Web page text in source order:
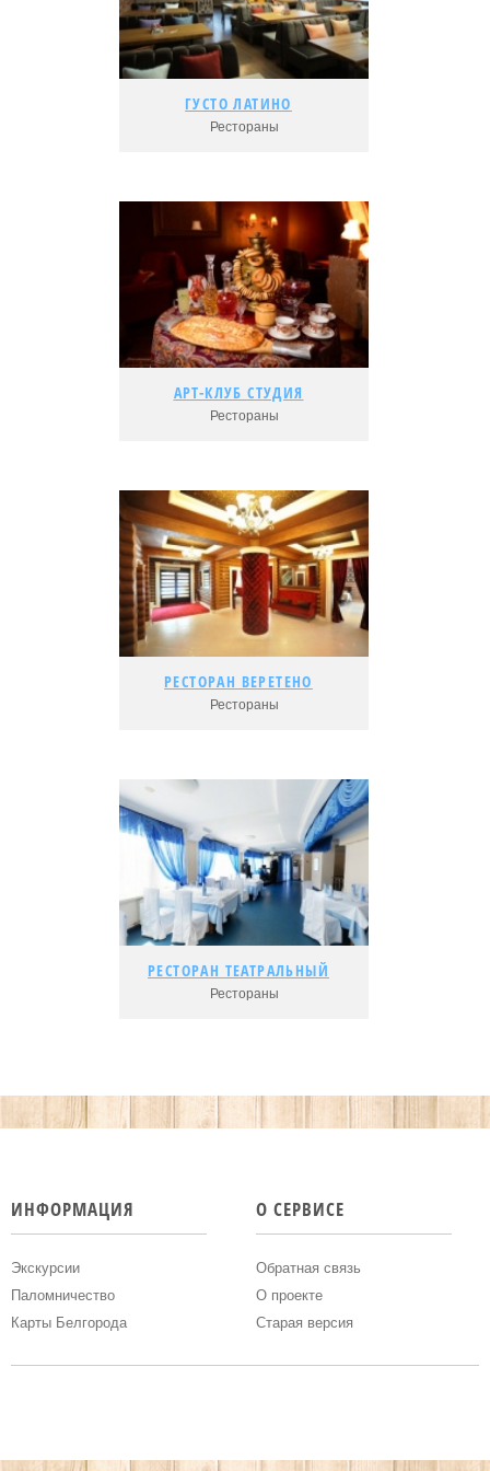
Адрес:
Рейтинг:
ГУСТО ЛАТИНО
Рестораны
ГУСТО ЛАТИНО
Подробнее...
Адрес:
Рейтинг:
АРТ-КЛУБ СТУДИЯ
Рестораны
АРТ-КЛУБ СТУДИЯ
Подробнее...
Адрес:
Рейтинг:
РЕСТОРАН ВЕРЕТЕНО
Рестораны
РЕСТОРАН ВЕРЕТЕНО
Адрес:
Рейтинг:
РЕСТОРАН ТЕАТРАЛЬНЫЙ
Рестораны
РЕСТОРАН ТЕАТРАЛЬНЫЙ
Подробнее...
ИНФОРМАЦИЯ
Экскурсии
Паломничество
Карты Белгорода
О СЕРВИСЕ
Обратная связь
О проекте
Старая версия